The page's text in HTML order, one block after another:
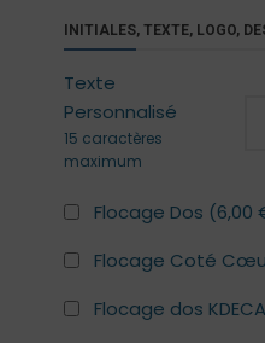
INITIALES, TEXTE, LOGO,
Texte
Personnalisé
15 caractères
maximum
Flocage Dos (6,00
Flocage Coté
Flocage dos